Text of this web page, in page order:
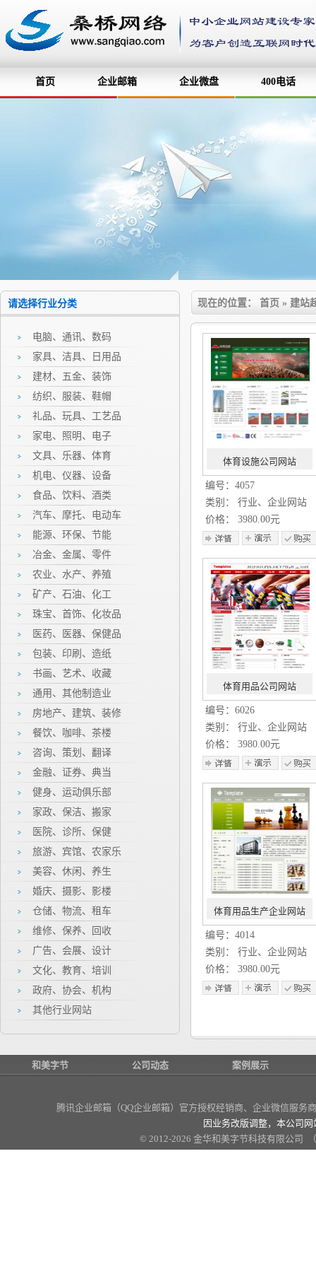
首页 企业邮箱 企业微盘 400电话
请选择行业分类
电脑、通讯、数码
家具、洁具、日用品
建材、五金、装饰
纺织、服装、鞋帽
礼品、玩具、工艺品
家电、照明、电子
文具、乐器、体育
机电、仪器、设备
食品、饮料、酒类
汽车、摩托、电动车
能源、环保、节能
冶金、金属、零件
农业、水产、养殖
矿产、石油、化工
珠宝、首饰、化妆品
医药、医器、保健品
包装、印刷、造纸
书画、艺术、收藏
通用、其他制造业
房地产、建筑、装修
餐饮、咖啡、茶楼
咨询、策划、翻译
金融、证券、典当
健身、运动俱乐部
家政、保洁、搬家
医院、诊所、保健
旅游、宾馆、农家乐
美容、休闲、养生
婚庆、摄影、影楼
仓储、物流、租车
维修、保养、回收
广告、会展、设计
文化、教育、培训
政府、协会、机构
其他行业网站
现在的位置： 首页 » 建站
体育设施公司网站
编号：4057
类别： 行业、企业网站
价格： 3980.00元
体育用品公司网站
编号：6026
类别： 行业、企业网站
价格： 3980.00元
体育用品生产企业网站
编号：4014
类别： 行业、企业网站
价格： 3980.00元
和美字节 公司动态 案例展示
腾讯企业邮箱（QQ企业邮箱）官方授权经销商、企业微信服务
因业务改版调整，本公司
© 2012-2026 金华和美字节科技有限公司